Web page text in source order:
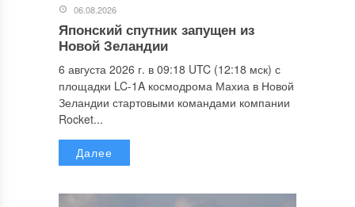
06.08.2026
Японский спутник запущен из
Новой Зеландии
6 августа 2026 г. в 09:18 UTC (12:18 мск) с
площадки LC-1A космодрома Махиа в Новой
Зеландии стартовыми командами компании
Rocket...
Далее